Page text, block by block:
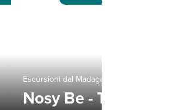
Escursioni dal Madagascar
Nosy Be - Tour in